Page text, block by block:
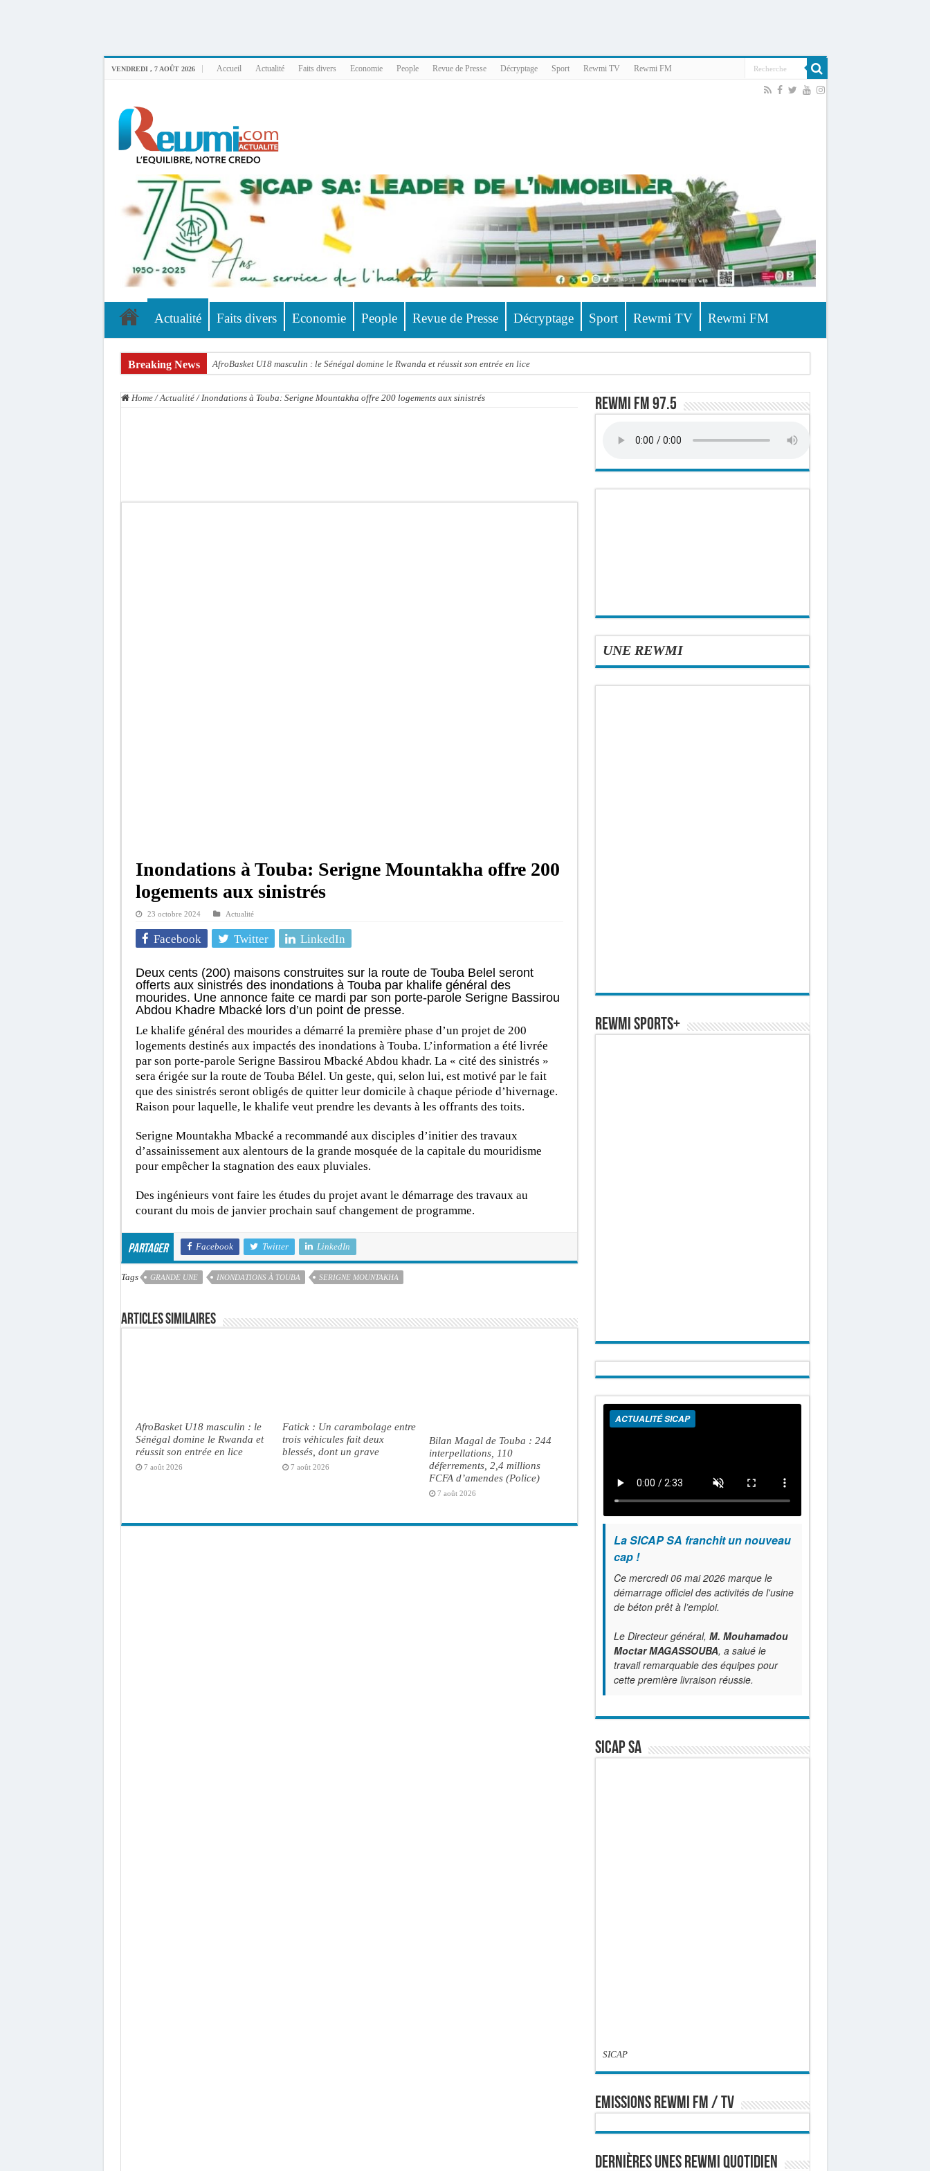
VENDREDI , 7 AOÛT 2026 Accueil Actualité Faits divers Economie People Revue de Presse Décryptage Sport Rewmi TV Rewmi FM
Actualité Faits divers Economie People Revue de Presse Décryptage Sport Rewmi TV Rewmi FM
Breaking News AfroBasket U18 masculin : le Sénégal domine le Rwanda et réussit son entrée en lice
Assemblée nationale : une session extraordinaire convoquée sur les exonérations fiscales et les licences de pêche
Home / Actualité / Inondations à Touba: Serigne Mountakha offre 200 logements aux sinistrés
Inondations à Touba: Serigne Mountakha offre 200
logements aux sinistrés
23 octobre 2024 Actualité
Facebook Twitter LinkedIn
Deux cents (200) maisons construites sur la route de Touba Belel seront
offerts aux sinistrés des inondations à Touba par khalife général des
mourides. Une annonce faite ce mardi par son porte-parole Serigne Bassirou
Abdou Khadre Mbacké lors d’un point de presse.
Le khalife général des mourides a démarré la première phase d’un projet de 200
logements destinés aux impactés des inondations à Touba. L’information a été livrée
par son porte-parole Serigne Bassirou Mbacké Abdou khadr. La « cité des sinistrés »
sera érigée sur la route de Touba Bélel. Un geste, qui, selon lui, est motivé par le fait
que des sinistrés seront obligés de quitter leur domicile à chaque période d’hivernage.
Raison pour laquelle, le khalife veut prendre les devants à les offrants des toits.
Serigne Mountakha Mbacké a recommandé aux disciples d’initier des travaux
d’assainissement aux alentours de la grande mosquée de la capitale du mouridisme
pour empêcher la stagnation des eaux pluviales.
Des ingénieurs vont faire les études du projet avant le démarrage des travaux au
courant du mois de janvier prochain sauf changement de programme.
Partager Facebook Twitter LinkedIn
Tags GRANDE UNE INONDATIONS À TOUBA SERIGNE MOUNTAKHA
Articles similaires
AfroBasket U18 masculin : le
Sénégal domine le Rwanda et
réussit son entrée en lice
7 août 2026
Fatick : Un carambolage entre
trois véhicules fait deux
blessés, dont un grave
7 août 2026
Bilan Magal de Touba : 244
interpellations, 110
déferrements, 2,4 millions
FCFA d’amendes (Police)
7 août 2026
Rewmi FM 97.5
UNE REWMI
REWMI SPORTS+
ACTUALITÉ SICAP
La SICAP SA franchit un nouveau
cap !
Ce mercredi 06 mai 2026 marque le
démarrage officiel des activités de l'usine
de béton prêt à l’emploi.
Le Directeur général, M. Mouhamadou
Moctar MAGASSOUBA, a salué le
travail remarquable des équipes pour
cette première livraison réussie.
SICAP SA
SICAP
EMISSIONS REWMI FM / TV
Dernières Unes Rewmi Quotidien